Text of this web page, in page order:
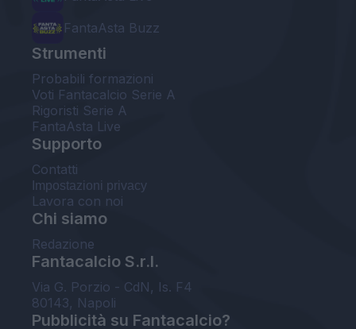
FantaAsta Buzz
Strumenti
Probabili formazioni
Voti Fantacalcio Serie A
Rigoristi Serie A
FantaAsta Live
Supporto
Contatti
Impostazioni privacy
Lavora con noi
Chi siamo
Redazione
Fantacalcio S.r.l.
Via G. Porzio - CdN, Is. F4
80143, Napoli
Pubblicità su Fantacalcio?